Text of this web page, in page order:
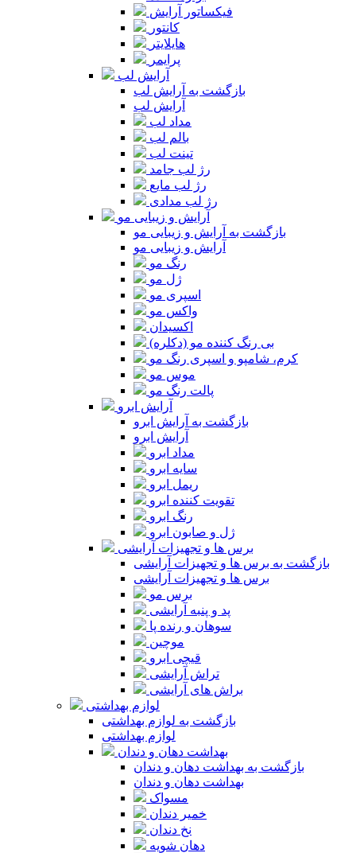
فیکساتور آرایش
کانتور
هایلایتر
پرایمر
آرایش لب
بازگشت به آرایش لب
آرایش لب
مداد لب
بالم لب
تینت لب
رژ لب جامد
رژ لب مایع
رژ لب مدادی
آرایش و زیبایی مو
بازگشت به آرایش و زیبایی مو
آرایش و زیبایی مو
رنگ مو
ژل مو
اسپری مو
واکس مو
اکسیدان
بی رنگ کننده مو (دکلره)
کرم، شامپو و اسپری رنگ مو
موس مو
پالت رنگ مو
آرایش ابرو
بازگشت به آرایش ابرو
آرایش ابرو
مداد ابرو
سایه ابرو
ریمل ابرو
تقویت کننده ابرو
رنگ ابرو
ژل و صابون ابرو
برس ها و تجهیزات آرایشی
بازگشت به برس ها و تجهیزات آرایشی
برس ها و تجهیزات آرایشی
برس مو
پد و پنبه آرایشی
سوهان و رنده پا
موچین
قیچی ابرو
تراش آرایشی
براش های آرایشی
لوازم بهداشتی
بازگشت به لوازم بهداشتی
لوازم بهداشتی
بهداشت دهان و دندان
بازگشت به بهداشت دهان و دندان
بهداشت دهان و دندان
مسواک
خمیر دندان
نخ دندان
دهان شویه